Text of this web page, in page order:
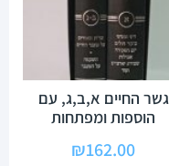
גשר החיים א,ב,ג, עם
הוספות ומפתחות
₪162.00